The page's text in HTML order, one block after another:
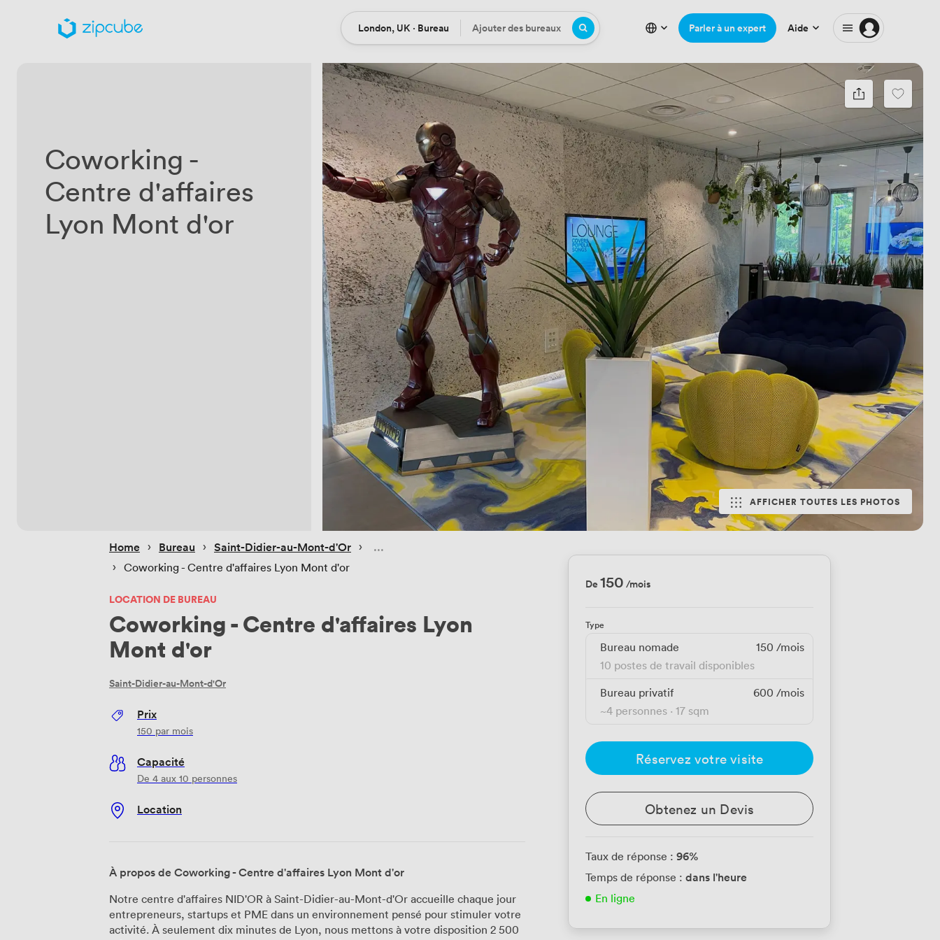
Location
London, UK · Bureau Bureaux
Ajouter des bureaux Parler à un expert Aide
Coworking -
Centre d'affaires
Lyon Mont d'or
AFFICHER TOUTES LES PHOTOS
Home › Bureau › Saint-Didier-au-Mont-d'Or ›
› Coworking - Centre d'affaires Lyon Mont d'or
LOCATION DE BUREAU
Coworking - Centre d'affaires Lyon
Mont d'or
Saint-Didier-au-Mont-d'Or
Prix
150 par mois
Capacité
De 4 aux 10 personnes
Location
À propos de Coworking - Centre d'affaires Lyon Mont d'or
Notre centre d'affaires NID'OR à Saint-Didier-au-Mont-d'Or accueille chaque jour
entrepreneurs, startups et PME dans un environnement pensé pour stimuler votre
activité. À seulement dix minutes de Lyon, nous mettons à votre disposition 2 500
De150 /mois
Type
Bureau nomade 150 /mois
10 postes de travail disponibles
Bureau privatif
600 /mois
~4 personnes · 17 sqm
Réservez votre visite
Obtenez un Devis
Taux de réponse : 96%
Temps de réponse : dans l'heure
En ligne